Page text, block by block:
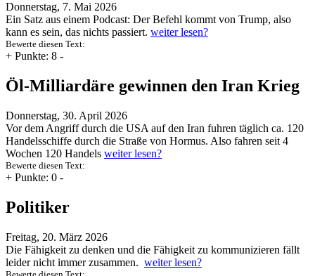
Donnerstag, 7. Mai 2026
Ein Satz aus einem Podcast: Der Befehl kommt von Trump, also
kann es sein, das nichts passiert. weiter lesen?
Bewerte diesen Text:
+ Punkte: 8 -
Öl-Milliardäre gewinnen den Iran Krieg
Donnerstag, 30. April 2026
Vor dem Angriff durch die USA auf den Iran fuhren täglich ca. 120
Handelsschiffe durch die Straße von Hormus. Also fahren seit 4
Wochen 120 Handels weiter lesen?
Bewerte diesen Text:
+ Punkte: 0 -
Politiker
Freitag, 20. März 2026
Die Fähigkeit zu denken und die Fähigkeit zu kommunizieren fällt
leider nicht immer zusammen. weiter lesen?